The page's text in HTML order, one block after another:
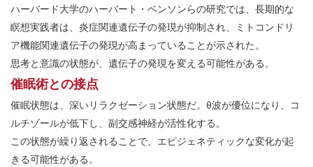
ハーバード大学のハーバート・ベンソンらの研究では、長期的な
瞑想実践者は、炎症関連遺伝子の発現が抑制され、ミトコンドリ
ア機能関連遺伝子の発現が高まっていることが示された。
思考と意識の状態が、遺伝子の発現を変える可能性がある。
催眠術との接点
催眠状態は、深いリラクゼーション状態だ。θ波が優位になり、コ
ルチゾールが低下し、副交感神経が活性化する。
この状態が繰り返されることで、エピジェネティックな変化が起
きる可能性がある。